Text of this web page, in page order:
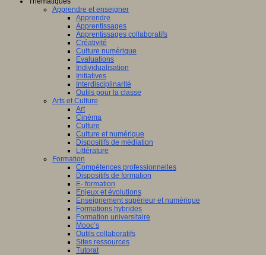
Apprendre et enseigner
Apprendre
Apprentissages
Apprentissages collaboratifs
Créativité
Culture numérique
Evaluations
Individualisation
Initiatives
Interdisciplinarité
Outils pour la classe
Arts et Culture
Art
Cinéma
Culture
Culture et numérique
Dispositifs de médiation
Littérature
Formation
Compétences professionnelles
Dispositifs de formation
E- formation
Enjeux et évolutions
Enseignement supérieur et numérique
Formations hybrides
Formation universitaire
Mooc’s
Outils collaboratifs
Sites ressources
Tutorat